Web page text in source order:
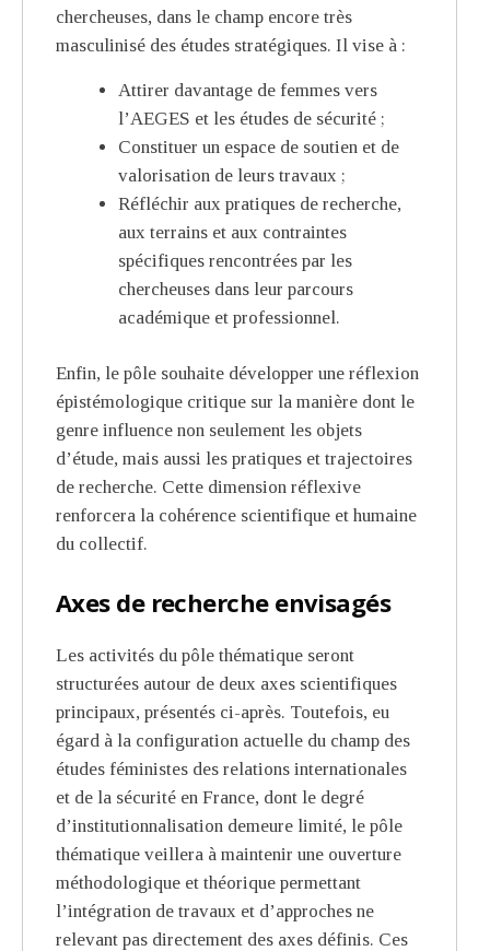
chercheuses, dans le champ encore très
masculinisé des études stratégiques. Il vise à :
Attirer davantage de femmes vers
l’AEGES et les études de sécurité ;
Constituer un espace de soutien et de
valorisation de leurs travaux ;
Réfléchir aux pratiques de recherche,
aux terrains et aux contraintes
spécifiques rencontrées par les
chercheuses dans leur parcours
académique et professionnel.
Enfin, le pôle souhaite développer une réflexion
épistémologique critique sur la manière dont le
genre influence non seulement les objets
d’étude, mais aussi les pratiques et trajectoires
de recherche. Cette dimension réflexive
renforcera la cohérence scientifique et humaine
du collectif.
Axes de recherche envisagés
Les activités du pôle thématique seront
structurées autour de deux axes scientifiques
principaux, présentés ci-après. Toutefois, eu
égard à la configuration actuelle du champ des
études féministes des relations internationales
et de la sécurité en France, dont le degré
d’institutionnalisation demeure limité, le pôle
thématique veillera à maintenir une ouverture
méthodologique et théorique permettant
l’intégration de travaux et d’approches ne
relevant pas directement des axes définis. Ces